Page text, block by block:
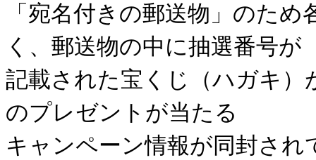
「宛名付きの郵送物」のた
く、郵送物の中に抽選番号が
記載された宝くじ（ハガキ）
のプレゼントが当たる
キャンペーン情報が同封さ